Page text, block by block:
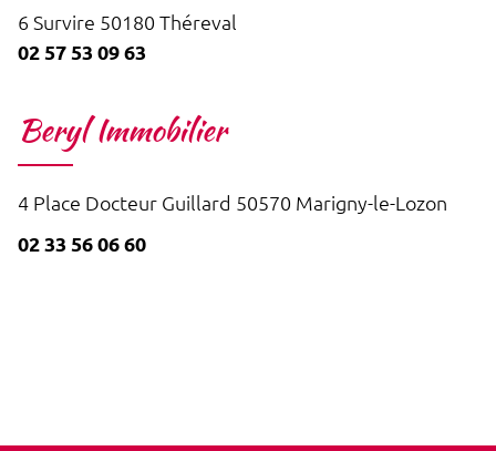
6 Survire 50180 Théreval
02 57 53 09 63
Beryl Immobilier
4 Place Docteur Guillard 50570 Marigny-le-Lozon
02 33 56 06 60